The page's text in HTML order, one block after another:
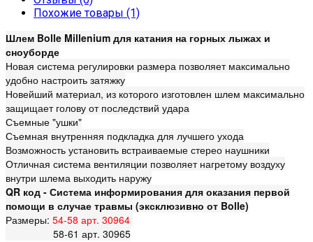
Похожие товары (1)
Шлем Bolle Millenium для катания на горных лыжах и
сноуборде
Новая система регулировки размера позволяет максимально
удобно настроить затяжку
Новейший материал, из которого изготовлен шлем максимально
защищает голову от последствий удара
Съемные "ушки"
Съемная внутренняя подкладка для лучшего ухода
Возможность установить встраиваемые стерео наушники
Отличная система вентиляции позволяет нагретому воздуху
внутри шлема выходить наружу
QR код - Система информирования для оказания первой
помощи в случае травмы (эксклюзивно от Bolle)
Размеры: 54-58 арт. 30964
58-61 арт. 30965